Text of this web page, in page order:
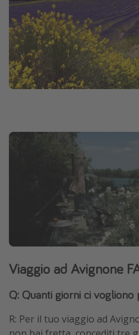
Viaggio ad Avignone
Q: Quanti giorni ci
R: Per il tuo viaggio ad